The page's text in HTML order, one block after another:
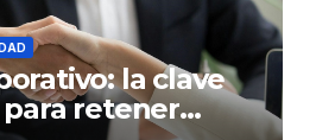
la clave
retener